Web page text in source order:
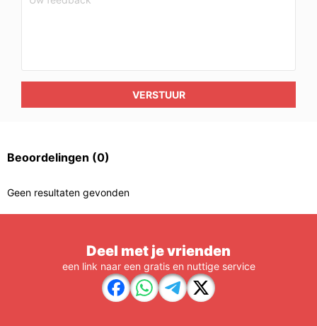
VERSTUUR
Beoordelingen (0)
Geen resultaten gevonden
Deel met je vrienden
een link naar een gratis en nuttige service